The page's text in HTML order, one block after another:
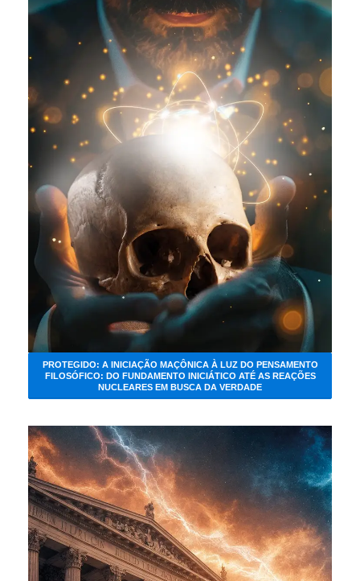
PROTEGIDO: A INICIAÇÃO MAÇÔNICA À LUZ DO PENSAMENTO
FILOSÓFICO: DO FUNDAMENTO INICIÁTICO ATÉ AS REAÇÕES
NUCLEARES EM BUSCA DA VERDADE